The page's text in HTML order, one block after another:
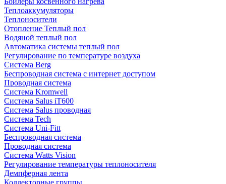
Теплоаккумуляторы
Теплоносители
Отопление Теплый пол
Водяной теплый пол
Автоматика системы теплый пол
Регулирование по температуре воздуха
Система Berg
Беспроводная система с интернет доступом
Проводная система
Система Kromwell
Система Salus iT600
Система Salus проводная
Система Tech
Система Uni-Fitt
Беспроводная система
Проводная система
Система Watts Vision
Регулирование температуры теплоносителя
Демпферная лента
Коллекторные группы